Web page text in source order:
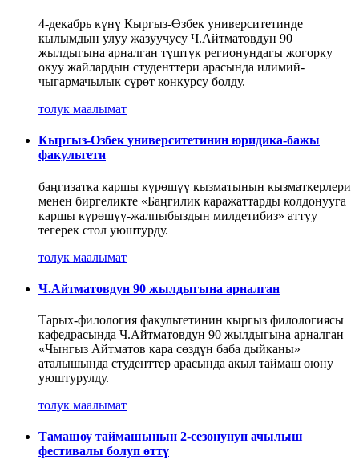
4-декабрь күнү Кыргыз-Өзбек университетинде
кылымдын улуу жазуучусу Ч.Айтматовдун 90
жылдыгына арналган түштүк регионундагы жогорку
окуу жайлардын студенттери арасында илимий-
чыгармачылык сүрөт конкурсу болду.
толук маалымат
Кыргыз-Өзбек университетинин юридика-бажы
факультети
баңгизатка каршы күрөшүү кызматынын кызматкерлери
менен биргеликте «Баңгилик каражаттарды колдонууга
каршы күрөшүү-жалпыбыздын милдетибиз» аттуу
тегерек стол уюштурду.
толук маалымат
Ч.Айтматовдун 90 жылдыгына арналган
Тарых-филология факультетинин кыргыз филологиясы
кафедрасында Ч.Айтматовдун 90 жылдыгына арналган
«Чынгыз Айтматов кара сөздүн баба дыйканы»
аталышында студенттер арасында акыл таймаш оюну
уюштурулду.
толук маалымат
Тамашоу таймашынын 2-сезонунун ачылыш
фестивалы болуп өттү